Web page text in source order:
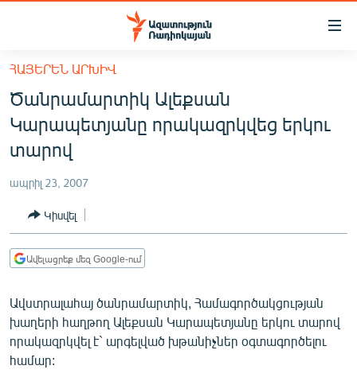
Մատչելիության
հիմնական
բովանդակությանը
Անցնել
հիմնական
մենյուին
ՀԱՅԱՍՏԱՆ
ՔԱՂԱՔԱԿԱՆ
ՀԱՍԱՐԱԿՈՒԹՅՈՒՆ
ՏՆՏԵՍՈՒԹՅՈՒՆ
ՊԱՏԵՐԱԶՄԻ 6 ՇԱԲԱԹՆԵՐԸ
ՏԱՐԱԾԱՇՐՋԱՆ
ՄԻՋԱԶԳԱՅԻՆ
ՀԱՅԵՐԵՆ ԱՐԽԻՎ
Ծանրամարտիկ Ալեքսան
Կարապետյանը որակազրկվեց երկու
տարով
ապրիլ 23, 2007
Կիսվել
Ավելացրեք մեզ Google-ում
Ավստրալահայ ծանրամարտիկ, Համագործակցության
խաղերի հաղթող Ալեքսան Կարապետյանը երկու տարով
որակազրկվել է` արգելված խթանիչներ օգտագործելու
համար: